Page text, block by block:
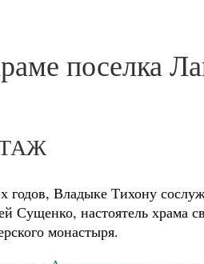
поселка
годов, Владыке Тихону
настоятель храма
монастыря.